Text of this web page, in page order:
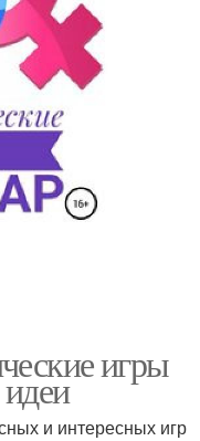
игры
и интересных игр